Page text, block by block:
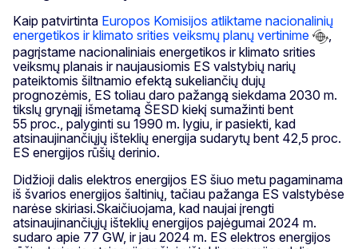
Kaip patvirtinta Europos Komisijos atliktame nacionalinių
energetikos ir klimato srities veiksmų planų vertinime
pagrįstame nacionaliniais energetikos ir klimato srities
veiksmų planais ir naujausiomis ES valstybių narių
pateiktomis šiltnamio efektą sukeliančių dujų
prognozėmis, ES toliau daro pažangą siekdama 2030 m.
tikslų grynąjį išmetamą ŠESD kiekį sumažinti bent
55 proc., palyginti su 1990 m. lygiu, ir pasiekti, kad
atsinaujinančiųjų išteklių energija sudarytų bent 42,5 proc.
ES energijos rūšių derinio.
Didžioji dalis elektros energijos ES šiuo metu pagaminama
iš švarios energijos šaltinių, tačiau pažanga ES valstybėse
narėse skiriasi.Skaičiuojama, kad naujai įrengti
atsinaujinančiųjų išteklių energijos pajėgumai 2024 m.
sudaro apie 77 GW, ir jau 2024 m. ES elektros energijos